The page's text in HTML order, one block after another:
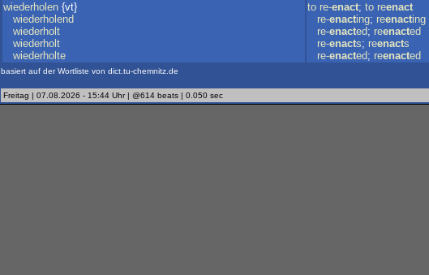
wiederholen {vt}
wiederholend
wiederholt
wiederholt
wiederholte
to re-enact; to reenact
re-enacting; reenacting
re-enacted; reenacted
re-enacts; reenacts
re-enacted; reenacted
basiert auf der Wortliste von dict.tu-chemnitz.de
Freitag | 07.08.2026 - 15:44 Uhr | @614 beats | 0.050 sec